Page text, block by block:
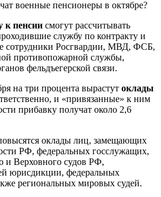
к пенсии смогут рассчитывать
службу по контракту и
сотрудники Росгвардии, МВД, ФСБ,
противопожарной службы,
фельдъегерской связи.
на три процента вырастут оклады
и «привязанные» к ним
прибавку получат около 2,6
оклады лиц, замещающих
РФ, федеральных госслужащих,
и Верховного судов РФ,
юрисдикции, федеральных
региональных мировых судей.